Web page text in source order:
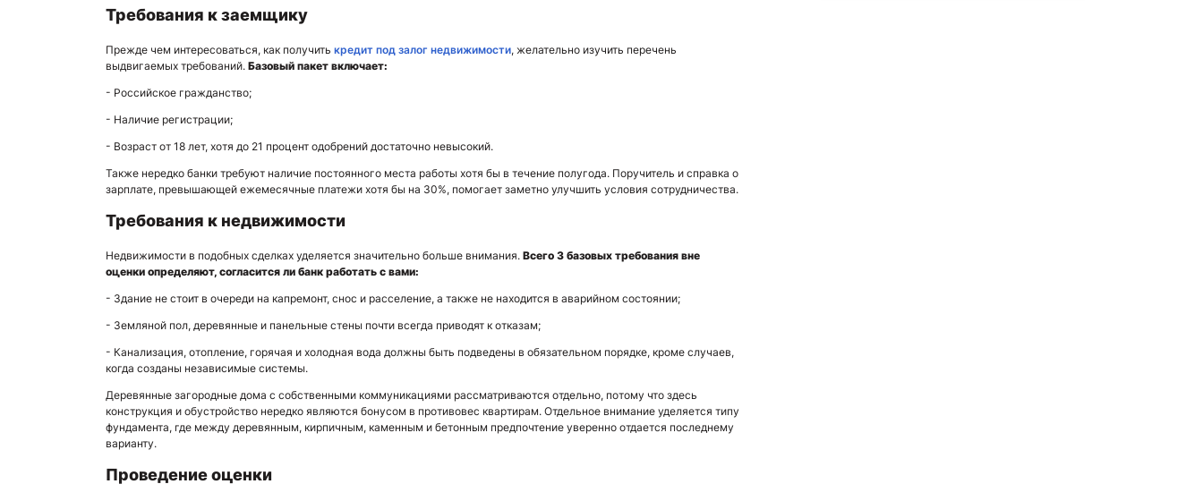
Требования к заемщику
Прежде чем интересоваться, как получить кредит под залог недвижимости, желательно изучить перечень
выдвигаемых требований. Базовый пакет включает:
- Российское гражданство;
- Наличие регистрации;
- Возраст от 18 лет, хотя до 21 процент одобрений достаточно невысокий.
Также нередко банки требуют наличие постоянного места работы хотя бы в течение полугода. Поручитель и справка о
зарплате, превышающей ежемесячные платежи хотя бы на 30%, помогает заметно улучшить условия сотрудничества.
Требования к недвижимости
Недвижимости в подобных сделках уделяется значительно больше внимания. Всего 3 базовых требования вне
оценки определяют, согласится ли банк работать с вами:
- Здание не стоит в очереди на капремонт, снос и расселение, а также не находится в аварийном состоянии;
- Земляной пол, деревянные и панельные стены почти всегда приводят к отказам;
- Канализация, отопление, горячая и холодная вода должны быть подведены в обязательном порядке, кроме случаев,
когда созданы независимые системы.
Деревянные загородные дома с собственными коммуникациями рассматриваются отдельно, потому что здесь
конструкция и обустройство нередко являются бонусом в противовес квартирам. Отдельное внимание уделяется типу
фундамента, где между деревянным, кирпичным, каменным и бетонным предпочтение уверенно отдается последнему
варианту.
Проведение оценки